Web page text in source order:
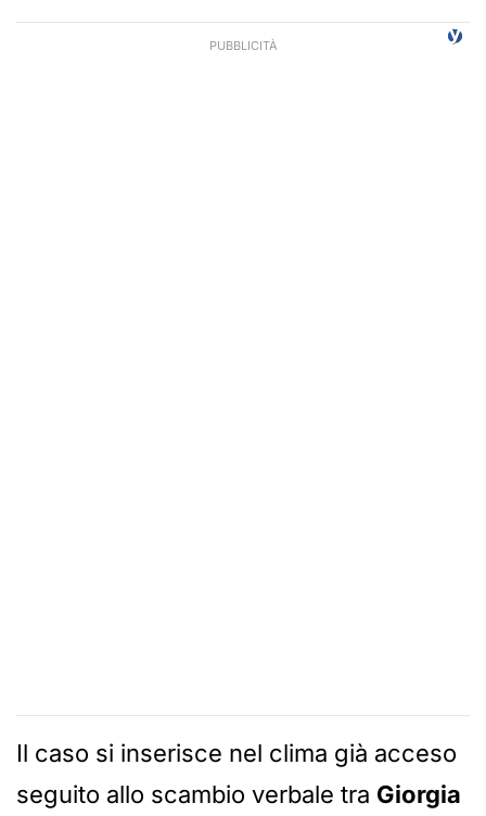
Il caso si inserisce nel clima già acceso
seguito allo scambio verbale tra Giorgia